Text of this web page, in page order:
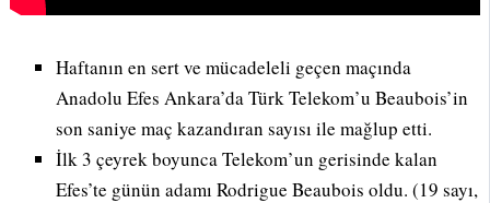
Haftanın en sert ve mücadeleli geçen maçında
Anadolu Efes Ankara’da Türk Telekom’u Beaubois’in
son saniye maç kazandıran sayısı ile mağlup etti.
İlk 3 çeyrek boyunca Telekom’un gerisinde kalan
Efes’te günün adamı Rodrigue Beaubois oldu. (19 sayı,